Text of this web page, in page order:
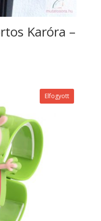
Karóra –
Elfogyott